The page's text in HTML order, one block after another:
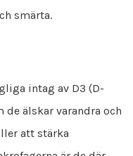
smärta.
intag av D3 (D-
älskar varandra och
att stärka